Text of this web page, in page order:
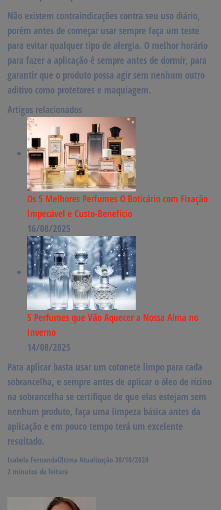
Não existem contraindicações contra seu uso diário,
porém antes de começar usar sempre faça um teste
para evitar qualquer tipo de alergia. O melhor horário
para fazer a aplicação é sempre antes de dormir, para
garantir que o produto possa agir sem nenhum outro
aditivo como protetores e maquiagem.
Artigos relacionados
Os 5 Melhores Perfumes O Boticário com Fixação
Impecável e Custo-Benefício
16/08/2025
5 Perfumes que Vão Aquecer a Nossa Alma no
Inverno
14/08/2025
Para aplicar basta usar um cotonete limpo para cada
sobrancelha, e sempre antes de aplicar o óleo de rícino
na sobrancelha se certifique de que elas estejam sem
nenhum produto, faça uma limpeza básica antes da
aplicação e em pouco tempo terá um excelente
resultado.
Isabela FernandaÚltima Atualização 30/10/2024
2 minutos de leitura